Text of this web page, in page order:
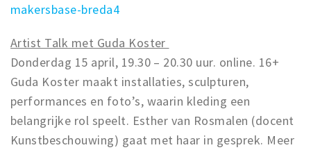
makersbase-breda4
Artist Talk met Guda Koster
Donderdag 15 april, 19.30 – 20.30 uur. online. 16+
Guda Koster maakt installaties, sculpturen,
performances en foto’s, waarin kleding een
belangrijke rol speelt. Esther van Rosmalen (docent
Kunstbeschouwing) gaat met haar in gesprek. Meer